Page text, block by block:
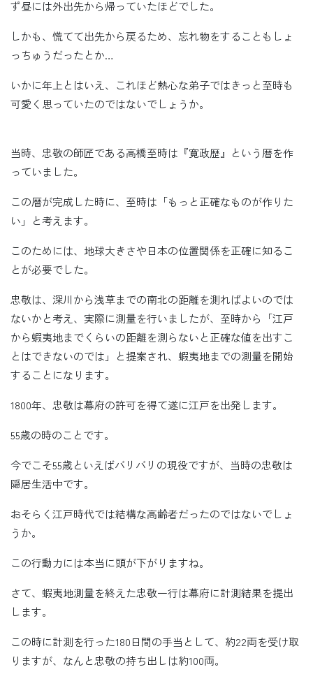
ず昼には外出先から帰っていたほどでした。
しかも、慌てて出先から戻るため、忘れ物をすることもしょ
っちゅうだったとか…
いかに年上とはいえ、これほど熱心な弟子ではきっと至時も
可愛く思っていたのではないでしょうか。
当時、忠敬の師匠である高橋至時は『寛政歴』という暦を作
っていました。
この暦が完成した時に、至時は「もっと正確なものが作りた
い」と考えます。
このためには、地球大きさや日本の位置関係を正確に知るこ
とが必要でした。
忠敬は、深川から浅草までの南北の距離を測ればよいのでは
ないかと考え、実際に測量を行いましたが、至時から「江戸
から蝦夷地までくらいの距離を測らないと正確な値を出すこ
とはできないのでは」と提案され、蝦夷地までの測量を開始
することになります。
1800年、忠敬は幕府の許可を得て遂に江戸を出発します。
55歳の時のことです。
今でこそ55歳といえばバリバリの現役ですが、当時の忠敬は
隠居生活中です。
おそらく江戸時代では結構な高齢者だったのではないでしょ
うか。
この行動力には本当に頭が下がりますね。
さて、蝦夷地測量を終えた忠敬一行は幕府に計測結果を提出
します。
この時に計測を行った180日間の手当として、約22両を受け取
りますが、なんと忠敬の持ち出しは約100両。